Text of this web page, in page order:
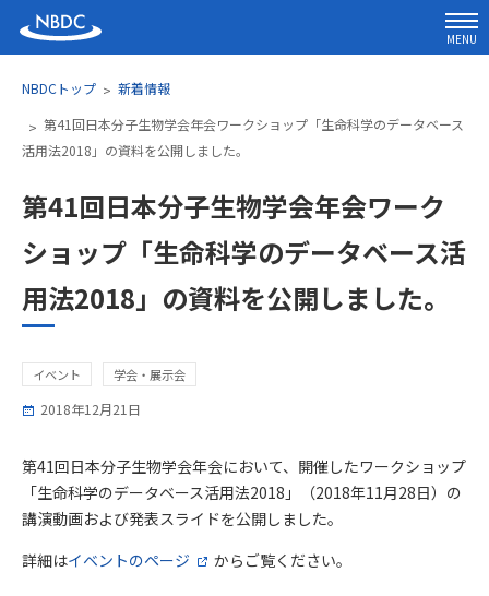
MENU
NBDCトップ
新着情報
第41回日本分子生物学会年会ワークショップ「生命科学のデータベース
活用法2018」の資料を公開しました。
第41回日本分子生物学会年会ワーク
ショップ「生命科学のデータベース活
用法2018」の資料を公開しました。
イベント 学会・展示会
2018年12月21日
第41回日本分子生物学会年会において、開催したワークショップ
「生命科学のデータベース活用法2018」（2018年11月28日）の
講演動画および発表スライドを公開しました。
詳細はイベントのページ からご覧ください。